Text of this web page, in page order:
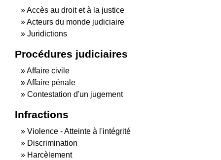
Accès au droit et à la justice
Acteurs du monde judiciaire
Juridictions
Procédures judiciaires
Affaire civile
Affaire pénale
Contestation d'un jugement
Infractions
Violence - Atteinte à l'intégrité
Discrimination
Harcèlement